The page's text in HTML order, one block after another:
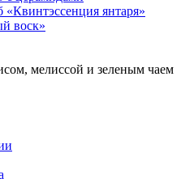
«Квинтэссенция янтаря»
воск»
мелиссой и зеленым чаем